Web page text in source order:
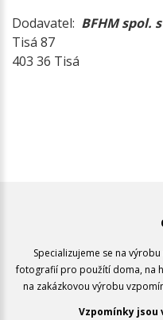
Dodavatel: BFHM spol.
Tisá 87
403 36 Tisá
Specializujeme se na
fotografií pro použítí doma, na
na zakázkovou výrobu
Vzpomínky jsou